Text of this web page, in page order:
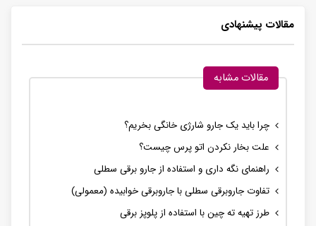
مقالات پیشنهادی
مقالات مشابه
چرا باید یک جارو شارژی خانگی بخریم؟
علت بخار نکردن اتو پرس چیست؟
راهنمای نگه داری و استفاده از جارو برقی سطلی
تفاوت جاروبرقی سطلی با جاروبرقی خوابیده (معمولی)
طرز تهیه ته چین با استفاده از پلوپز برقی